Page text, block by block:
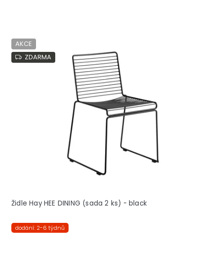
AKCE
ZDARMA
Židle Hay HEE DINING (sada 2 ks) - black
dodání: 2-6 týdnů